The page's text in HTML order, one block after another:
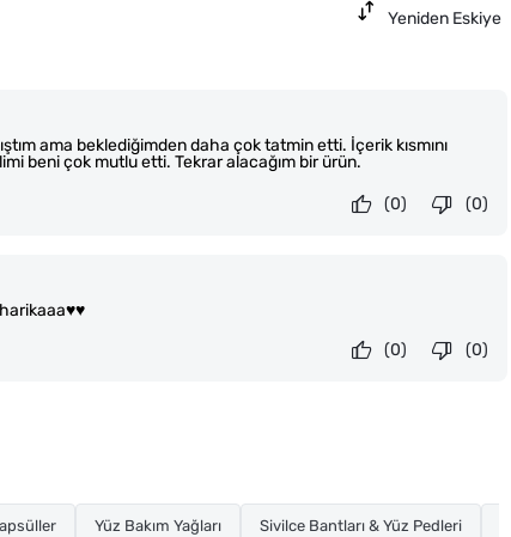
Yeniden Eskiye
ama beklediğimden daha çok tatmin etti. İçerik kısmını
beni çok mutlu etti. Tekrar alacağım bir ürün.
(0)
(0)
(0)
(0)
Yüz Bakım Yağları Sivilce Bantları & Yüz Pedleri